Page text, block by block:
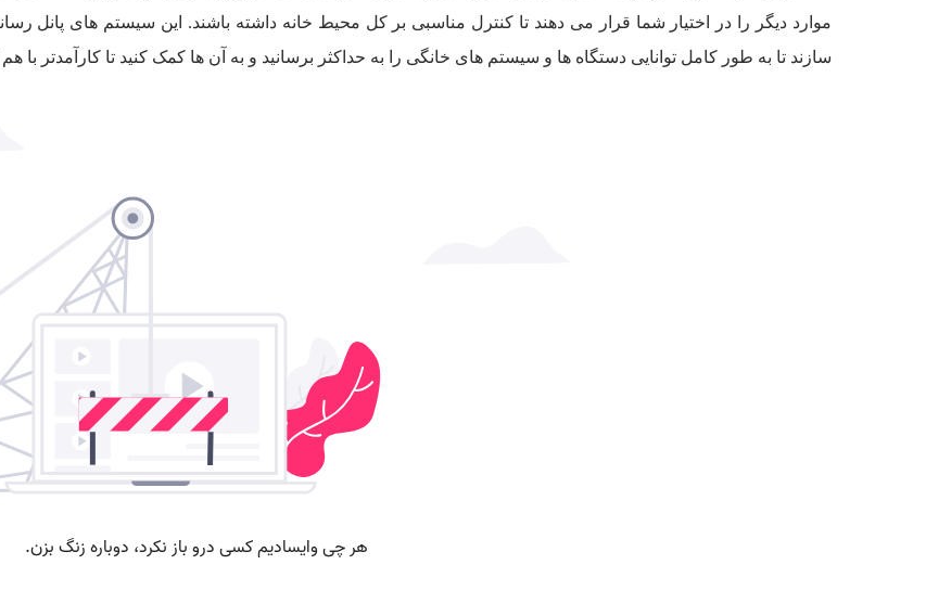
موارد دیگر را در اختیار شما قرار می دهند تا کنترل مناسبی بر کل محیط خانه داشته باشند. این سیستم های پانل
سازند تا به طور کامل توانایی دستگاه ها و سیستم های خانگی را به حداکثر برسانید و به آن ها کمک کنید تا کارآمدتر با هم